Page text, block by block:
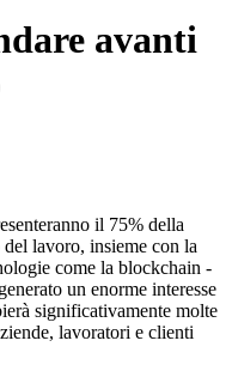
avanti
il 75% della
lavoro, insieme con la
come la blockchain -
un enorme interesse
significativamente molte
lavoratori e clienti